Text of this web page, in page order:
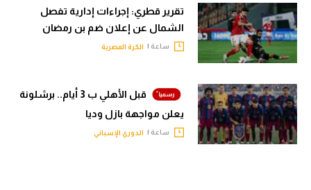
تقرير قطري: إجراءات إدارية تفصل
الشمال عن إعلان ضم بن رمضان
ساعة | الكرة المصرية
قبل الأهلي ب 3 أيام.. برشلونة
يعلن مواجهة بازل وديا
ساعة | الدوري الإسباني